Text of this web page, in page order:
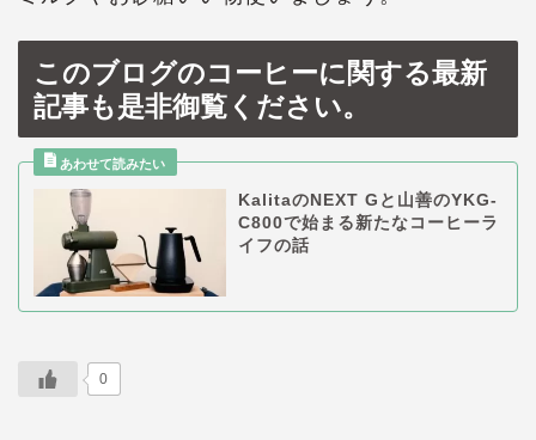
このブログのコーヒーに関する最新
記事も是非御覧ください。
KalitaのNEXT Gと山善のYKG-
C800で始まる新たなコーヒーラ
イフの話
0